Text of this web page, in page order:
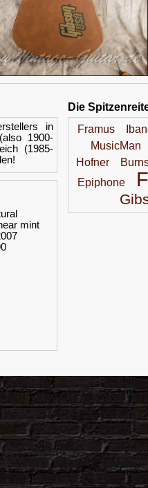
in
1900-
(1985-
mint
Die
Framus
MusicMan
Hofner
Epiphone